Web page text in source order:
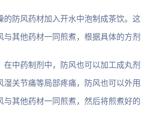
的防风药材加入开水中泡制成茶饮。
与其他药材一同煎煮，根据具体的方
在中药制剂中，防风也可以加工成丸
湿关节痛等局部疼痛，防风也可以外
与其他药材一同煎煮，然后将煎煮好